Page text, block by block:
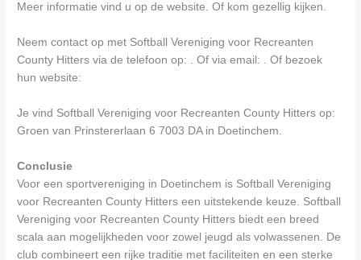
Meer informatie vind u op de website. Of kom gezellig kijken.
Neem contact op met Softball Vereniging voor Recreanten
County Hitters via de telefoon op: . Of via email:
. Of bezoek
hun website:
Je vind Softball Vereniging voor Recreanten County Hitters op:
Groen van Prinstererlaan 6 7003 DA in Doetinchem.
Conclusie
Voor een sportvereniging in Doetinchem is Softball Vereniging
voor Recreanten County Hitters een uitstekende keuze. Softball
Vereniging voor Recreanten County Hitters biedt een breed
scala aan mogelijkheden voor zowel jeugd als volwassenen. De
club combineert een rijke traditie met faciliteiten en een sterke